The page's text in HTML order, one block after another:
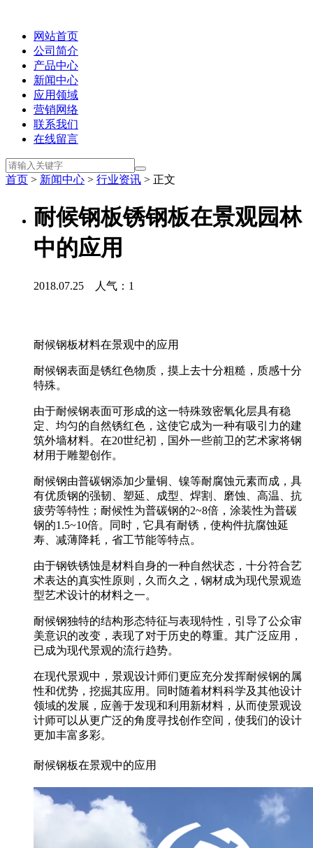
网站首页
公司简介
产品中心
新闻中心
应用领域
营销网络
联系我们
在线留言
首页 > 新闻中心 > 行业资讯 > 正文
耐候钢板锈钢板在景观园林
中的应用
2018.07.25 人气： 1
耐候钢板材料在景观中的应用
耐候钢表面是锈红色物质，摸上去十分粗糙，质感十分
特殊。
由于耐候钢表面可形成的这一特殊致密氧化层具有稳
定、均匀的自然锈红色，这使它成为一种有吸引力的建
筑外墙材料。在20世纪初，国外一些前卫的艺术家将钢
材用于雕塑创作。
耐候钢由普碳钢添加少量铜、镍等耐腐蚀元素而成，具
有优质钢的强韧、塑延、成型、焊割、磨蚀、高温、抗
疲劳等特性；耐候性为普碳钢的2~8倍，涂装性为普碳
钢的1.5~10倍。同时，它具有耐锈，使构件抗腐蚀延
寿、减薄降耗，省工节能等特点。
由于钢铁锈蚀是材料自身的一种自然状态，十分符合艺
术表达的真实性原则，久而久之，钢材成为现代景观造
型艺术设计的材料之一。
耐候钢独特的结构形态特征与表现特性，引导了公众审
美意识的改变，表现了对于历史的尊重。其广泛应用，
已成为现代景观的流行趋势。
在现代景观中，景观设计师们更应充分发挥耐候钢的属
性和优势，挖掘其应用。同时随着材料科学及其他设计
领域的发展，应善于发现和利用新材料，从而使景观设
计师可以从更广泛的角度寻找创作空间，使我们的设计
更加丰富多彩。
耐候钢板在景观中的应用